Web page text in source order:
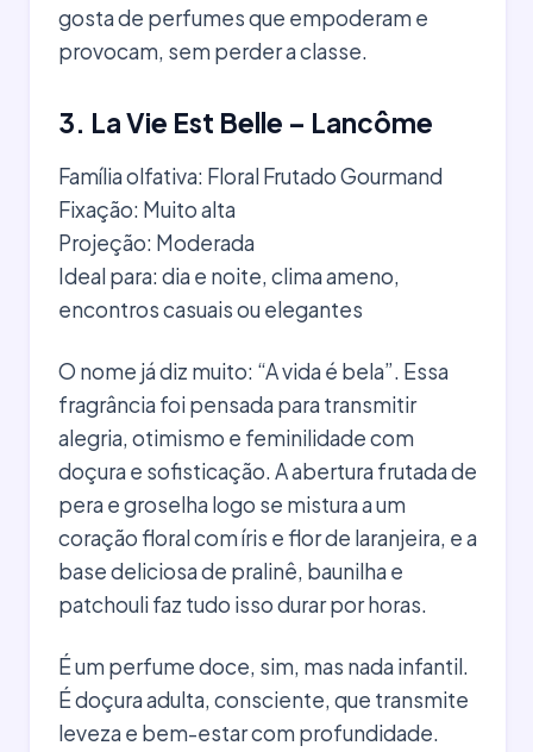
gosta de perfumes que empoderam e
provocam, sem perder a classe.
3. La Vie Est Belle – Lancôme
Família olfativa: Floral Frutado Gourmand
Fixação: Muito alta
Projeção: Moderada
Ideal para: dia e noite, clima ameno,
encontros casuais ou elegantes
O nome já diz muito: “A vida é bela”. Essa
fragrância foi pensada para transmitir
alegria, otimismo e feminilidade com
doçura e sofisticação. A abertura frutada de
pera e groselha logo se mistura a um
coração floral com íris e flor de laranjeira, e a
base deliciosa de pralinê, baunilha e
patchouli faz tudo isso durar por horas.
É um perfume doce, sim, mas nada infantil.
É doçura adulta, consciente, que transmite
leveza e bem-estar com profundidade.